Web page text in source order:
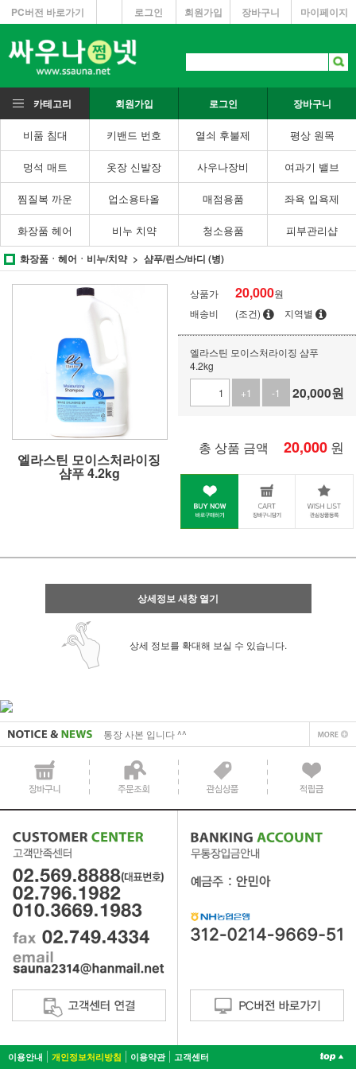
PC버전 바로가기 마이페이지
장바구니
회원가입
로그인
카테고리 회원가입 로그인 장바구니
비품 침대 키밴드 번호 열쇠 후불제 평상 원목
멍석 매트 옷장 신발장 사우나장비 여과기 밸브
찜질복 까운 업소용타올 매점용품 좌욕 입욕제
화장품 헤어 비누 치약 청소용품 피부관리샵
화장품ㆍ헤어ㆍ비누/치약 샴푸/린스/바디 (병)
엘라스틴 모이스처라이징
샴푸 4.2kg
상품가 20,000원
배송비
(조건) 지역별
엘라스틴 모이스처라이징 샴푸
4.2kg
+1
-1 20,000원
총 상품 금액 20,000 원
상세정보 새창 열기
상세 정보를 확대해 보실 수 있습니다.
통장 사본 입니다 ^^
이용안내 개인정보처리방침 이용약관 고객센터